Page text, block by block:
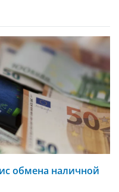
обмена наличной